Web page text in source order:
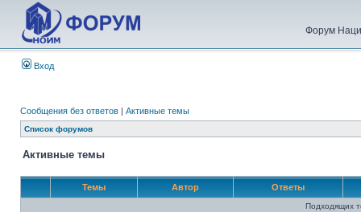
Форум
Вход
Сообщения без ответов | Активные темы
Список форумов
Активные темы
Темы Автор Ответы
Подходящих